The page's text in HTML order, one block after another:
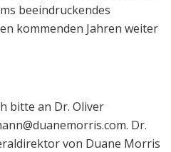
beeindruckendes
kommenden Jahren weiter
bitte an Dr. Oliver
. Dr.
von Duane Morris